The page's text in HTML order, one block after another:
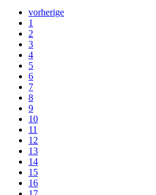
vorherige
1
2
3
4
5
6
7
8
9
10
11
12
13
14
15
16